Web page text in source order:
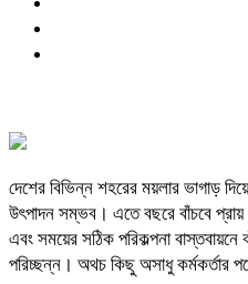
দেশের বিভিন্ন শহরের ময়লার ভাগাড়
উৎপাদন সম্ভব। এতে বছরে বাঁচবে
এবং সময়ের সঠিক পরিকল্পনা
পরিচ্ছন্ন। অথচ কিছু অসাধু কর্মকর্তার